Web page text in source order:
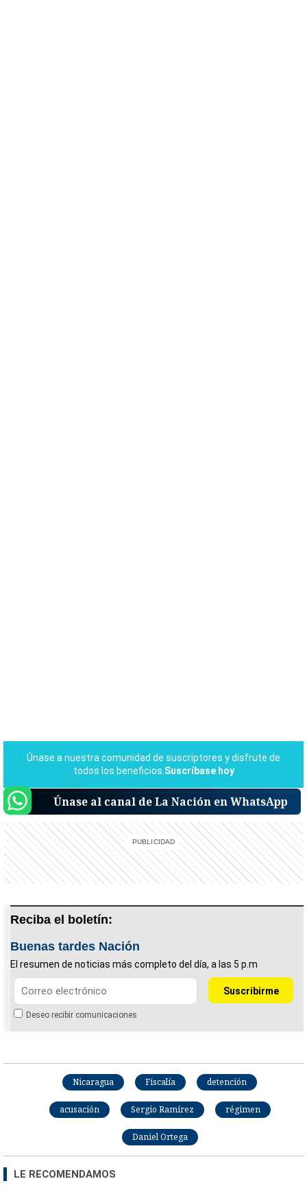
Únase al canal de La Nación en WhatsApp
Reciba el boletín:
Buenas tardes Nación
El resumen de noticias más completo del día, a las 5 p.m
Deseo recibir comunicaciones
Nicaragua Fiscalía detención
acusación Sergio Ramírez régimen
Daniel Ortega
LE RECOMENDAMOS